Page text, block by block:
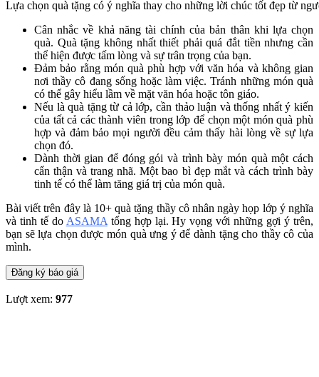
Lựa chọn quà tặng có ý nghĩa thay cho những lời chúc tốt đẹp từ
Cân nhắc về khả năng tài chính của bản thân khi lựa chọn
quà. Quà tặng không nhất thiết phải quá đắt tiền nhưng cần
thể hiện được tấm lòng và sự trân trọng của bạn.
Đảm bảo rằng món quà phù hợp với văn hóa và không gian
nơi thầy cô đang sống hoặc làm việc. Tránh những món quà
có thể gây hiểu lầm về mặt văn hóa hoặc tôn giáo.
Nếu là quà tặng từ cả lớp, cần thảo luận và thống nhất ý kiến
của tất cả các thành viên trong lớp để chọn một món quà phù
hợp và đảm bảo mọi người đều cảm thấy hài lòng về sự lựa
chọn đó.
Dành thời gian để đóng gói và trình bày món quà một cách
cẩn thận và trang nhã. Một bao bì đẹp mắt và cách trình bày
tinh tế có thể làm tăng giá trị của món quà.
Bài viết trên đây là 10+ quà tặng thầy cô nhân ngày họp lớp ý nghĩa
và tinh tế do ASAMA tổng hợp lại. Hy vọng với những gợi ý trên,
bạn sẽ lựa chọn được món quà ưng ý để dành tặng cho thầy cô của
mình.
Đăng ký báo giá
Lượt xem: 977